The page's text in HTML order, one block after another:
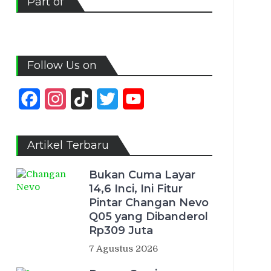
Follow Us on
FacebookInstagram
TikTok Twitter
Artikel Terbaru
Bukan Cuma Layar
14,6 Inci, Ini Fitur
Pintar Changan Nevo
Q05 yang Dibanderol
Rp309 Juta
7 Agustus 2026